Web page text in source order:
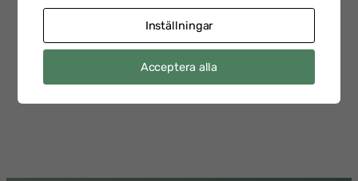
Talarintervju inför
Personalsäkerhetsdagen
med Emelie Staaf Karifjord
Head of Security Vetting &
Support på Saab
2026-
Inställningar
Acceptera alla